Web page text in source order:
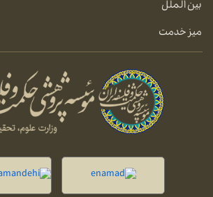
بین الملل
میز خدمت